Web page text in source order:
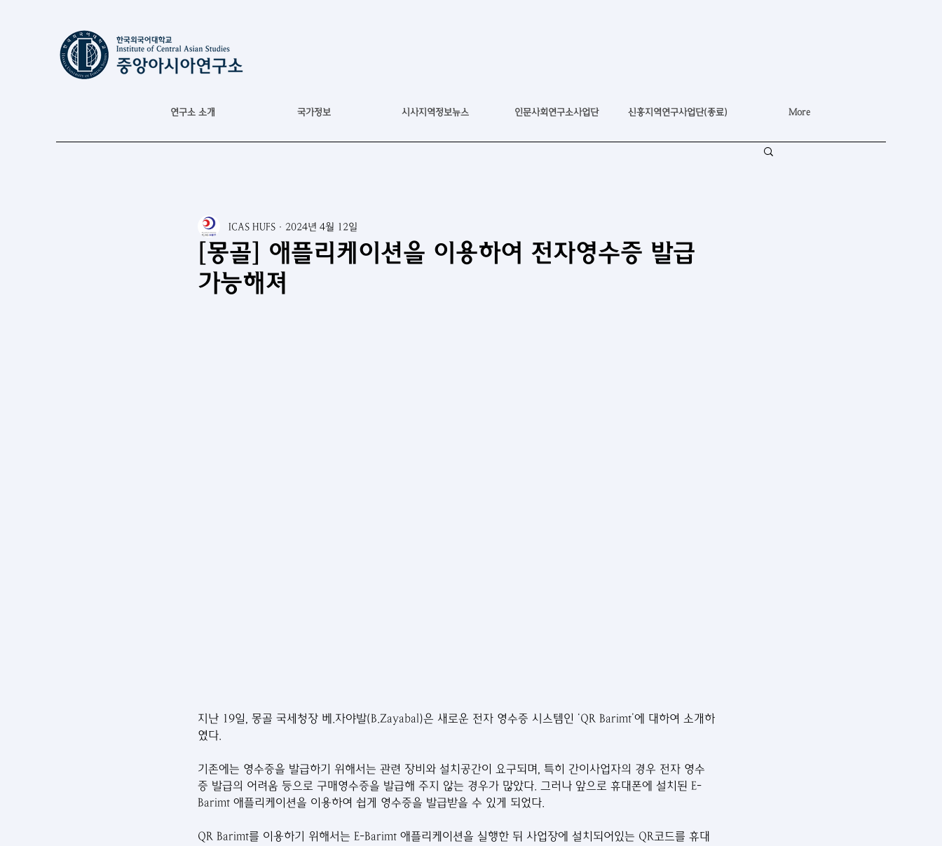
연구소 소개 국가정보 시사지역정보뉴스 인문사회연구소사업단 신흥지역연구사업단(종료) More
[몽골] 애플리케이션을 이용하여 전자영수증 발급
가능해져
ICAS HUFS 2024년 4월 12일
지난 19일, 몽골 국세청장 베.자야발(B.Zayabal)은 새로운 전자 영수증 시스템인 ‘QR Barimt’에 대하여 소개하
였다.
기존에는 영수증을 발급하기 위해서는 관련 장비와 설치공간이 요구되며, 특히 간이사업자의 경우 전자 영수
증 발급의 어려움 등으로 구매영수증을 발급해 주지 않는 경우가 많았다. 그러나 앞으로 휴대폰에 설치된 E-
Barimt 애플리케이션을 이용하여 쉽게 영수증을 발급받을 수 있게 되었다.
QR Barimt를 이용하기 위해서는 E-Barimt 애플리케이션을 실행한 뒤 사업장에 설치되어있는 QR코드를 휴대